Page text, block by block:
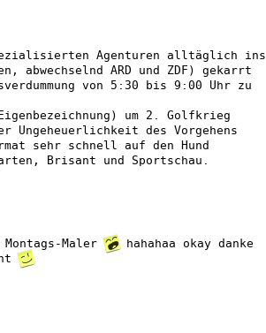
Agenturen alltäglich ins
abwechselnd ARD und ZDF) gekarrt
von 5:30 bis 9:00 Uhr zu
um 2. Golfkrieg
des Vorgehens
sehr schnell auf den Hund
Brisant und Sportschau.
Maler
hahahaa okay danke